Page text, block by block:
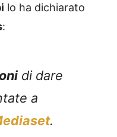
lo ha dichiarato
:
di dare
a
.